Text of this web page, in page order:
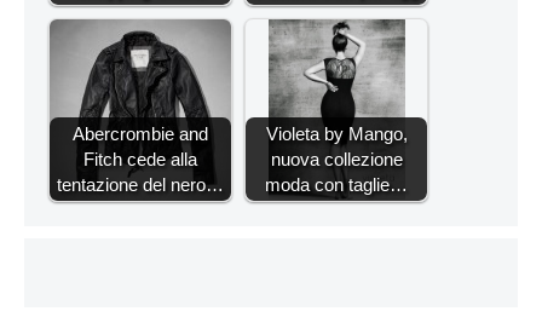
Abercrombie and
Fitch cede alla
tentazione del nero…
Violeta by Mango,
nuova collezione
moda con taglie…